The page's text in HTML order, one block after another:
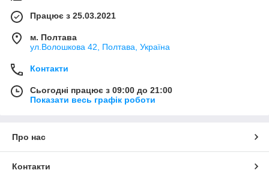
Працює з 25.03.2021
м. Полтава
ул.Волошкова 42, Полтава, Україна
Контакти
Сьогодні працює з 09:00 до 21:00
Показати весь графік роботи
Про нас
Контакти